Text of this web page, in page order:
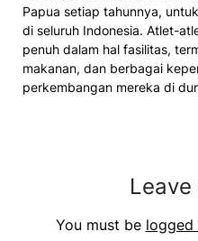
Papua setiap tahunnya,
di seluruh Indonesia. Atlet-
penuh dalam hal fasilitas,
makanan, dan berbagai
perkembangan mereka di
Leave
You must be logged